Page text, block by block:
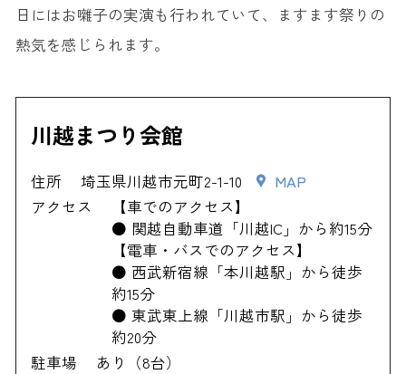
日にはお囃子の実演も行われていて、ますます祭りの
熱気を感じられます。
川越まつり会館
住所 埼玉県川越市元町2-1-10
MAP
アクセス
【車でのアクセス】
● 関越自動車道「川越IC」から約15分
【電車・バスでのアクセス】
● 西武新宿線「本川越駅」から徒歩
約15分
● 東武東上線「川越市駅」から徒歩
約20分
駐車場
あり（8台）